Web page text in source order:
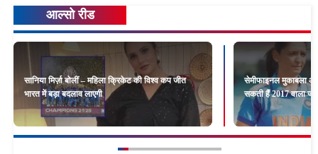
आल्सो रीड
सानिया मिर्ज़ा बोलीं – महिला क्रिकेट की विश्व कप जीत
भारत में बड़ा बदलाव लाएगी
सेमीफाइनल मुकाबला
सकती हैं 2017 वाला